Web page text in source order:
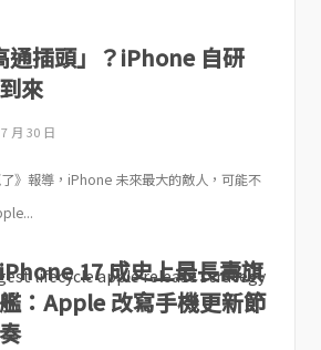
通插頭」？iPhone 自研
來
月 30 日
》報導，iPhone 未來最大的敵人，可能不
17 成史上最長壽旗
艦：Apple 改寫手機更新節
奏